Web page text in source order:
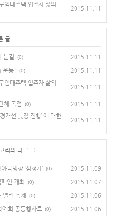
임대주택 입주자 삶의
2015.11.11
글
눈길 (0) 2015.11.11
운동! (0) 2015.11.11
임대주택 입주자 삶의
2015.11.11
체 독점 (0) 2015.11.11
개선 늦장 진행’ 에 대한
2015.11.11
리의 다른 글
금병창 ‘심청가’ (0) 2015.11.09
인 개최 (0) 2015.11.07
열린 축제 (0) 2015.11.06
회 공동행사로 (0) 2015.11.06